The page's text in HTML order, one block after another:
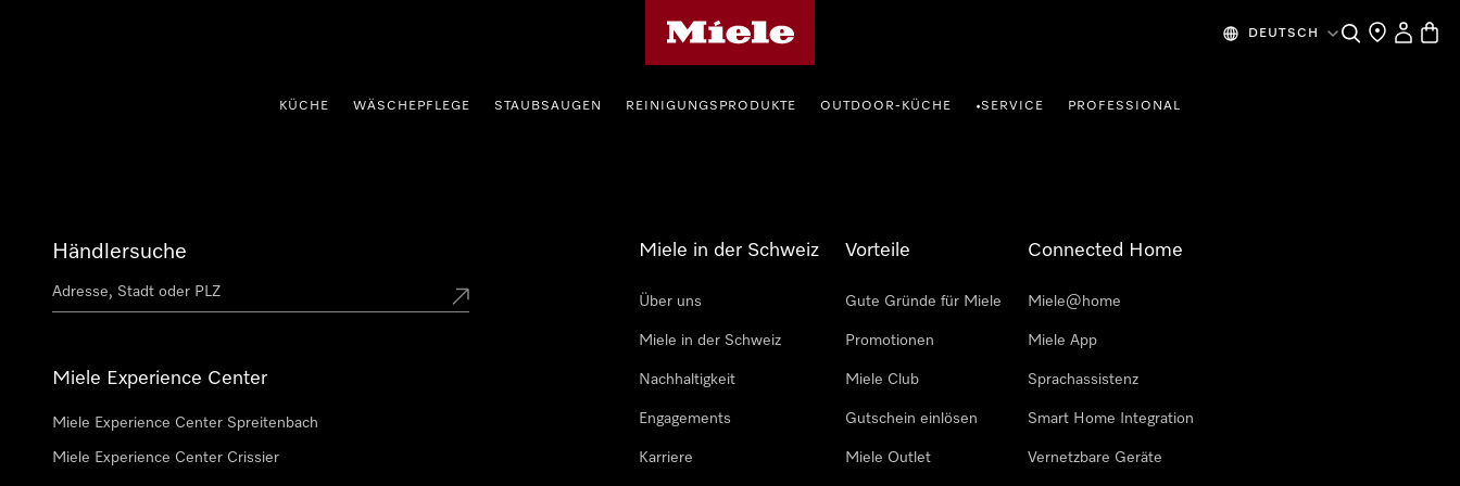
DEUTSCH SucheHändlersuche
Mein
KÜCHE WÄSCHEPFLEGE STAUBSAUGEN REINIGUNGSPRODUKTE OUTDOOR-KÜCHE •SERVICE PROFESSIONAL
Händlersuche
Miele Experience Center
Miele Experience Center Spreitenbach
Miele Experience Center Crissier
Miele in der Schweiz
Über uns
Miele in der Schweiz
Nachhaltigkeit
Engagements
Karriere
Vorteile
Gute Gründe für Miele
Promotionen
Miele Club
Gutschein einlösen
Miele Outlet
Connected Home
Miele@home
Miele App
Sprachassistenz
Smart Home Integration
Vernetzbare Geräte